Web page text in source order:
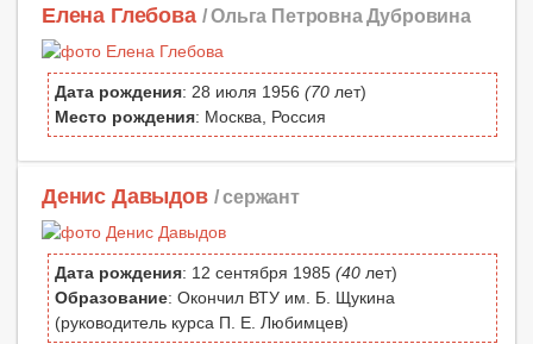
Елена Глебова / Ольга Петровна Дубровина
Дата рождения: 28 июля 1956 (70 лет)
Место рождения: Москва, Россия
Денис Давыдов / сержант
Дата рождения: 12 сентября 1985 (40 лет)
Образование: Окончил ВТУ им. Б. Щукина
(руководитель курса П. Е. Любимцев)